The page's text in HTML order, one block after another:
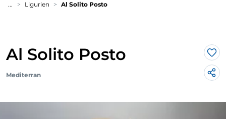
... Ligurien Al Solito Posto
Al Solito Posto
Mediterran